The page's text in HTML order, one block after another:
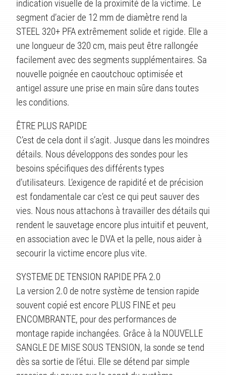
indication visuelle de la proximité de la victime. Le
segment d’acier de 12 mm de diamètre rend la
STEEL 320+ PFA extrêmement solide et rigide. Elle a
une longueur de 320 cm, mais peut être rallongée
facilement avec des segments supplémentaires. Sa
nouvelle poignée en caoutchouc optimisée et
antigel assure une prise en main sûre dans toutes
les conditions.
ÊTRE PLUS RAPIDE
C’est de cela dont il s’agit. Jusque dans les moindres
détails. Nous développons des sondes pour les
besoins spécifiques des différents types
d’utilisateurs. L’exigence de rapidité et de précision
est fondamentale car c’est ce qui peut sauver des
vies. Nous nous attachons à travailler des détails qui
rendent le sauvetage encore plus intuitif et peuvent,
en association avec le DVA et la pelle, nous aider à
secourir la victime encore plus vite.
SYSTEME DE TENSION RAPIDE PFA 2.0
La version 2.0 de notre système de tension rapide
souvent copié est encore PLUS FINE et peu
ENCOMBRANTE, pour des performances de
montage rapide inchangées. Grâce à la NOUVELLE
SANGLE DE MISE SOUS TENSION, la sonde se tend
dès sa sortie de l’étui. Elle se détend par simple